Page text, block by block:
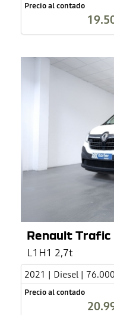
Precio al contado
Renault Trafic
L1H1 2,7t
2021 | Diesel |
Precio al contado